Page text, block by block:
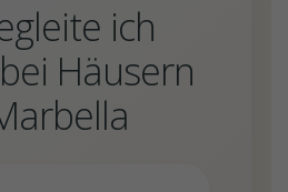
ich
Häusern